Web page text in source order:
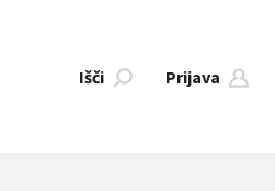
Išči Prijava